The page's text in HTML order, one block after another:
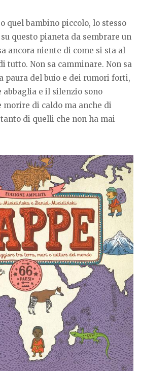
quel bambino piccolo, lo stesso
questo pianeta da sembrare un
ancora niente di come si sta al
tutto. Non sa camminare. Non sa
paura del buio e dei rumori forti,
abbaglia e il silenzio sono
morire di caldo ma anche di
di quelli che non ha mai